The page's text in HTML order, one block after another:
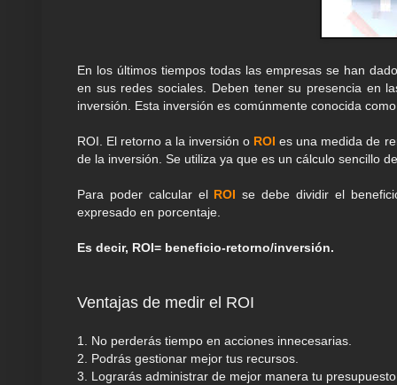
En los últimos tiempos todas las empresas se han
en sus redes sociales. Deben tener su presencia en
inversión. Esta inversión es comúnmente conocida como
ROI. El retorno a la inversión o ROI es una medida de
de la inversión. Se utiliza ya que es un cálculo sencillo
Para poder calcular el ROI se debe dividir el
expresado en porcentaje.
Es decir, ROI= beneficio-retorno/inversión.
Ventajas de medir el ROI
1. No perderás tiempo en acciones innecesarias.
2. Podrás gestionar mejor tus recursos.
3. Lograrás administrar de mejor manera tu